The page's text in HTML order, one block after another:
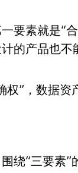
要素就是“
的产品也不
”，数据资
绕“三要素”